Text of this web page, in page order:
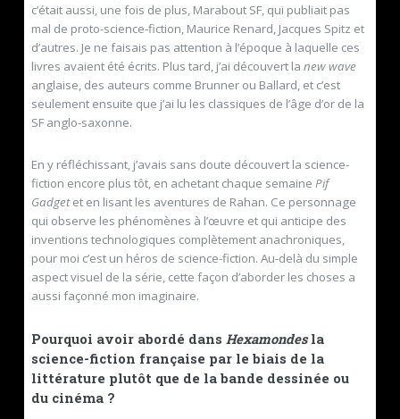
c’était aussi, une fois de plus, Marabout SF, qui publiait pas
mal de proto-science-fiction, Maurice Renard, Jacques Spitz et
d’autres. Je ne faisais pas attention à l’époque à laquelle ces
livres avaient été écrits. Plus tard, j’ai découvert la new wave
anglaise, des auteurs comme Brunner ou Ballard, et c’est
seulement ensuite que j’ai lu les classiques de l’âge d’or de la
SF anglo-saxonne.
En y réfléchissant, j’avais sans doute découvert la science-
fiction encore plus tôt, en achetant chaque semaine Pif
Gadgetet en lisant les aventures de Rahan. Ce personnage
qui observe les phénomènes à l’œuvre et qui anticipe des
inventions technologiques complètement anachroniques,
pour moi c’est un héros de science-fiction. Au-delà du simple
aspect visuel de la série, cette façon d’aborder les choses a
aussi façonné mon imaginaire.
Pourquoi avoir abordé dans Hexamondesla
science-fiction française par le biais de la
littérature plutôt que de la bande dessinée ou
du cinéma ?